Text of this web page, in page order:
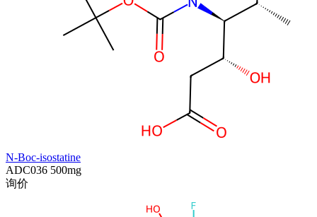
N-Boc-isostatine
ADC036 500mg
询价